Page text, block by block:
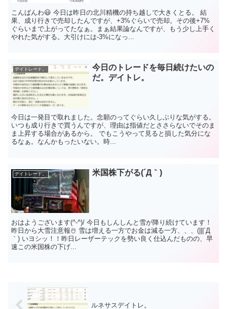
こんばんわ😃 今日は昨日の北川精機の持ち越しで大きくとる。 結
果、成り行きで売却したんですが、+3%ぐらいで売却。その後+7%
ぐらいまで上がってたなぁ。まぁ結果論なんですが、もう少し上手く
やれた気がする。大引けには-3%になっ...
デイトレード。
今日のトレードを毎日続けたいの
だ。デイトレ。
今日は一発目で取れました。念願のってぐらい久しぶりな気がする。
いつも成り行きで買うんですが、理由は指値だとささらないでそのま
ま上昇する場合があるから。 でもこうやって見ると損した気分にな
るなぁ。なんかもったいない。時...
デイトレード。 米国株下がる(´Д｀)
おはようございます(^-^)/ 今日もしんしんと雪が降り続けています！
昨日から大雪注意報☃️ 雪は増える一方でお金は減る一方、、、(|||´Д
｀) いヨシッ！！昨日レーザーテックを勢い良く仕込んだものの、早
速この米国株の下げ...
ルネサスデイトレ。